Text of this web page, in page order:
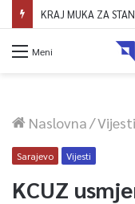
Meni
Naslovna/Vijesti
Sarajevo Vijesti
KCUZ